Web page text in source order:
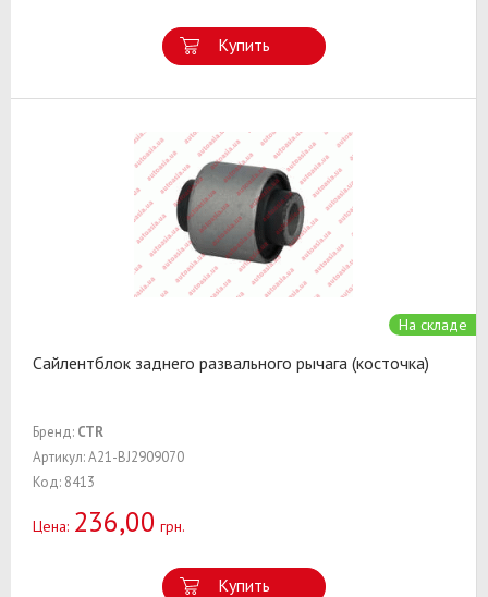
Купить
На складе
Сайлентблок заднего развального рычага (косточка)
Бренд: CTR
Артикул: A21-BJ2909070
Код: 8413
Цена: 236,00 грн.
Купить